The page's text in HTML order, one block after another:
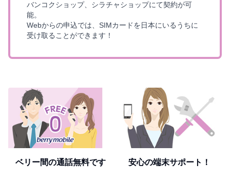
バンコクショップ、シラチャショップにて契約が可
能。
Webからの申込では、SIMカードを日本にいるうちに
受け取ることができます！
ベリー間の通話無料です 安心の端末サポート！